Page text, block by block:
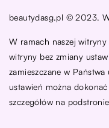
beautydasg.pl © 2023.
W ramach naszej
witryny bez zmiany
zamieszczane w
ustawień można
szczegółów na podstronie